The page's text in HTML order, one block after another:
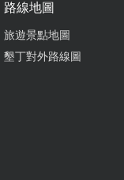
路線地圖
旅遊景點地圖
墾丁對外路線圖